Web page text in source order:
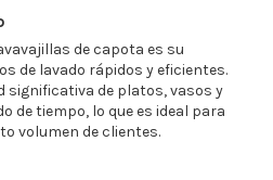
de capota es su
de lavado rápidos y eficientes.
significativa de platos, vasos y
de tiempo, lo que es ideal para
volumen de clientes.